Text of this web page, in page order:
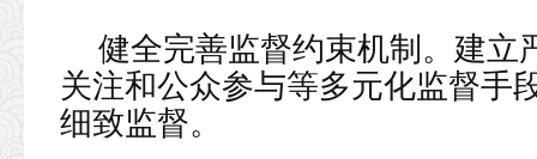
健全完善监督约束机制。建立
关注和公众参与等多元化监督手
细致监督。